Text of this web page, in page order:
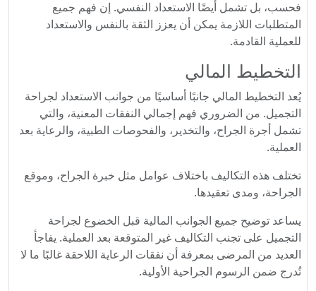
فحسب، بل تشمل أيضًا الاستعداد النفسي. إن فهم جميع
المتطلبات اللازمة يمكن أن يعزز الثقة بالنفس والاستعداد
للعملية القادمة.
التخطيط المالي
يُعد التخطيط المالي جانبًا أساسيًا من جوانب الاستعداد لجراحة
التجميل. من الضروري فهم إجمالي النفقات المعنية، والتي
تشمل أجرة الجراح، والتخدير، والفحوصات الطبية، والرعاية بعد
العملية.
تختلف هذه التكاليف باختلاف عوامل مثل خبرة الجراح، وموقع
الجراحة، ومدى تعقيدها.
يساعد توضيح جميع الجوانب المالية قبل الخضوع لجراحة
التجميل على تجنب التكاليف غير المتوقعة بعد العملية. يفاجأ
العديد من المرضى بمعرفة أن نفقات الرعاية اللاحقة غالبًا ما لا
تُدرج ضمن الرسوم الجراحية الأولية.